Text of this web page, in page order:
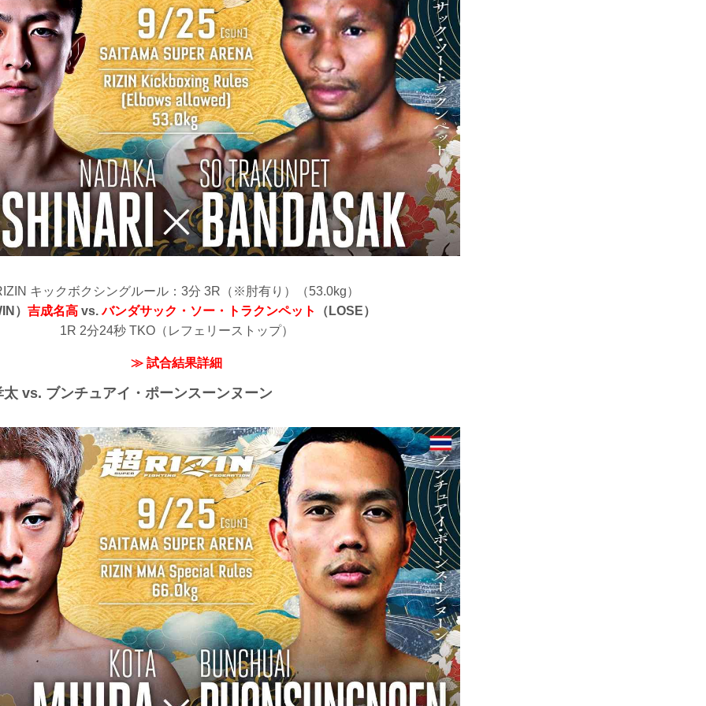
キックボクシングルール：3分 3R（※肘有り）（53.0kg）
） 吉成名高vs.バンダサック・ソー・トラクンペット
（LOSE）
1R 2分24秒 TKO（レフェリーストップ）
≫ 試合結果詳細
vs. ブンチュアイ・ポーンスーンヌーン